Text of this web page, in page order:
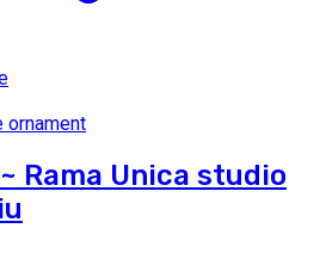
ornament
Rama Unica studio